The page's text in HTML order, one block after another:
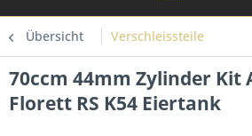
Übersicht Verschleissteile
70ccm 44mm Zylinder Kit
Florett RS K54 Eiertank